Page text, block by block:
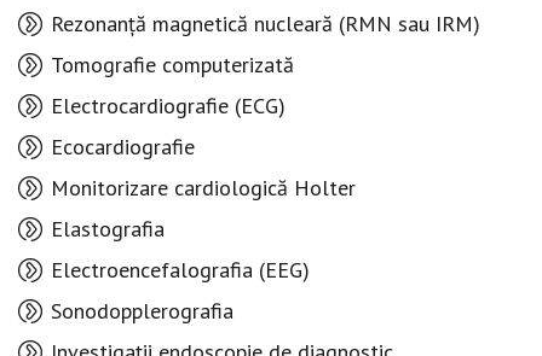
Rezonanță magnetică nucleară (RMN sau IRM)
Tomografie computerizată
Electrocardiografie (ECG)
Ecocardiografie
Monitorizare cardiologică Holter
Elastografia
Electroencefalografia (EEG)
Sonodopplerografia